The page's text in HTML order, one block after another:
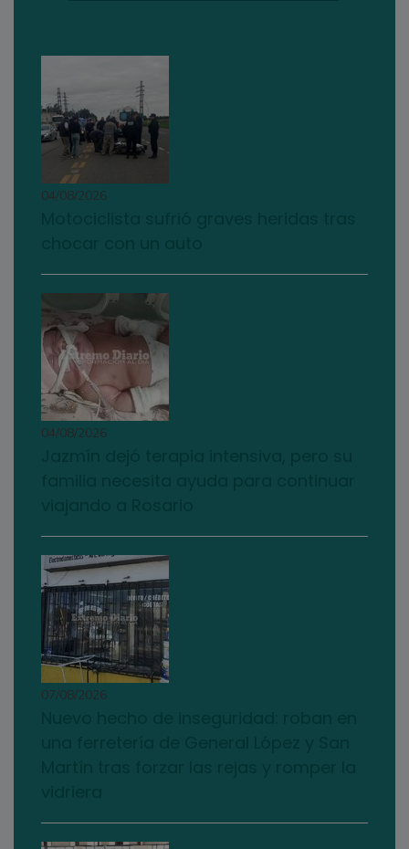
04/08/2026
04/08/2026
07/08/2026